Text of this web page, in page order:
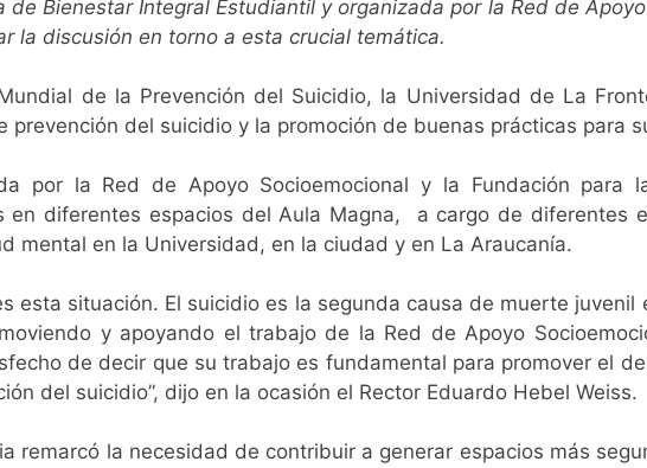
de Bienestar Integral Estudiantil y organizada por la Red de
la discusión en torno a esta crucial temática.
de la Prevención del Suicidio, la Universidad de La
prevención del suicidio y la promoción de buenas prácticas para
por la Red de Apoyo Socioemocional y la Fundación para
en diferentes espacios del Aula Magna, a cargo de diferentes
mental en la Universidad, en la ciudad y en La Araucanía.
esta situación. El suicidio es la segunda causa de muerte
y apoyando el trabajo de la Red de Apoyo
de decir que su trabajo es fundamental para promover el
del suicidio”, dijo en la ocasión el Rector Eduardo Hebel Weiss.
remarcó la necesidad de contribuir a generar espacios más